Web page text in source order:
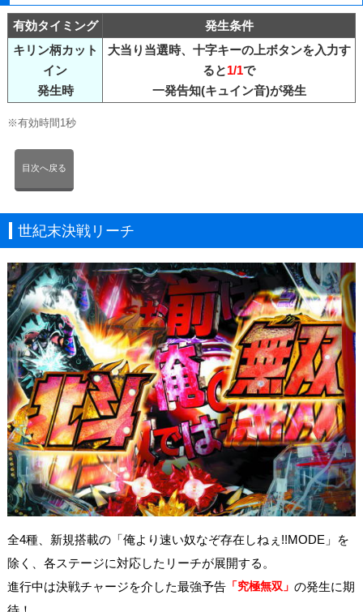
有効タイミング
発生条件
キリン柄カット
イン
発生時
大当り当選時、十字キーの上ボタンを入力す
ると1/1で
一発告知(キュイン音)が発生
※有効時間1秒
目次へ戻る
世紀末決戦リーチ
全4種、新規搭載の「俺より速い奴なぞ存在しねぇ!!MODE」を
除く、各ステージに対応したリーチが展開する。
進行中は決戦チャージを介した最強予告「究極無双」 の発生に期